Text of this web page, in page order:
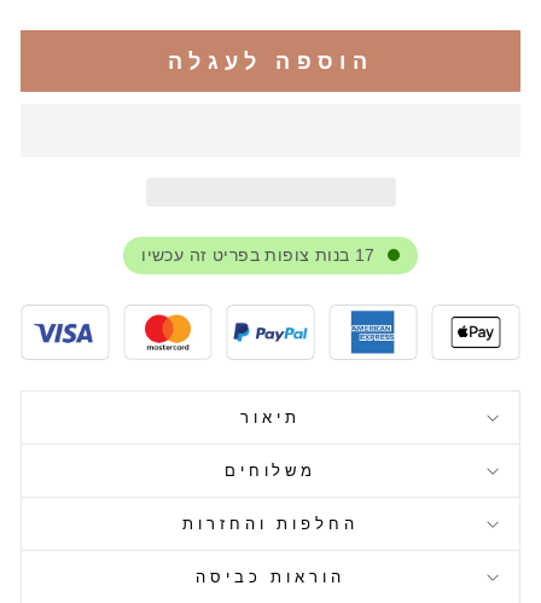
הוספה לעגלה
17 בנות צופות בפריט זה עכשיו
תיאור
משלוחים
החלפות והחזרות
הוראות כביסה